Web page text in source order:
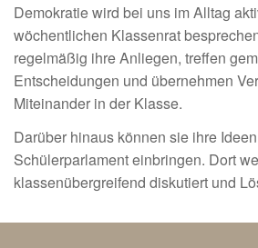
Demokratie wird bei uns im Alltag
wöchentlichen Klassenrat
regelmäßig ihre Anliegen, treffen
Entscheidungen und übernehmen
Miteinander in der Klasse.
Darüber hinaus können sie ihre
Schülerparlament einbringen. Dort
klassenübergreifend diskutiert und